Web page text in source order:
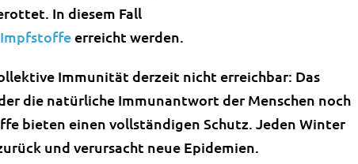
In diesem Fall
Impfstoffeerreicht werden.
Immunität derzeit nicht erreichbar: Das
die natürliche Immunantwort der Menschen noch
bieten einen vollständigen Schutz. Jeden Winter
und verursacht neue Epidemien.